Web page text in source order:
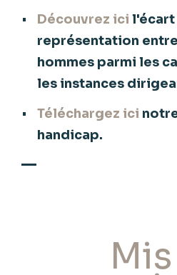
Découvrez ici l'écart
représentation
hommes parmi les
les instances
Téléchargez ici
handicap.
Mis